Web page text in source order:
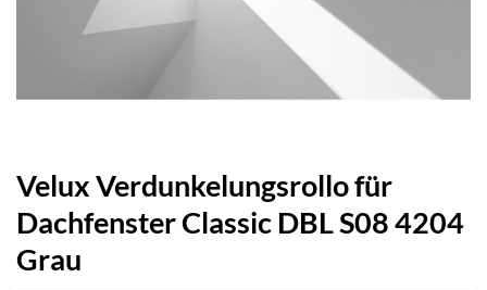
Velux Verdunkelungsrollo für
Dachfenster Classic DBL S08 4204
Grau